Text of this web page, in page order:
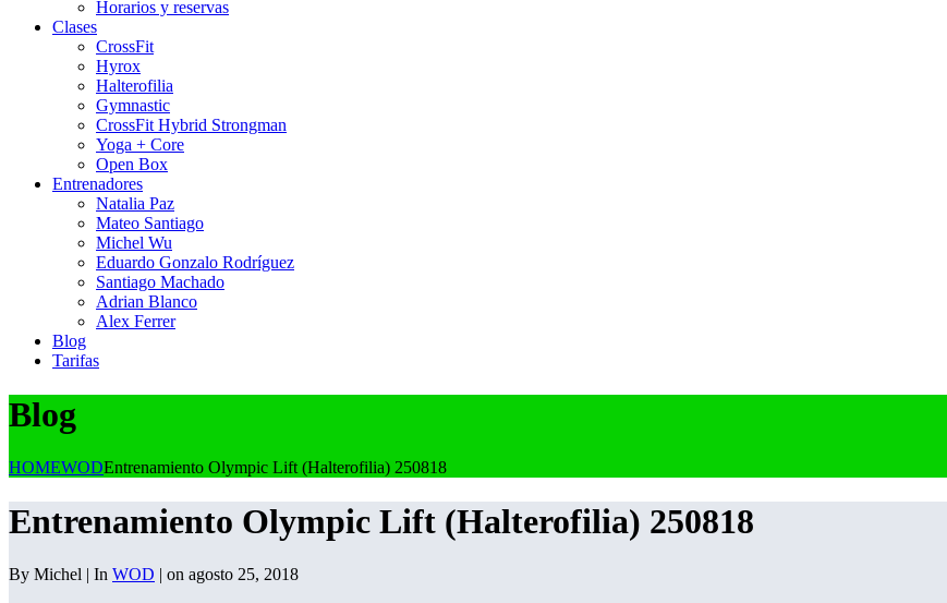
Horarios y reservas
Clases
CrossFit
Hyrox
Halterofilia
Gymnastic
CrossFit Hybrid Strongman
Yoga + Core
Open Box
Entrenadores
Natalia Paz
Mateo Santiago
Michel Wu
Eduardo Gonzalo Rodríguez
Santiago Machado
Adrian Blanco
Alex Ferrer
Blog
Tarifas
Blog
HOMEWODEntrenamiento Olympic Lift (Halterofilia) 250818
Entrenamiento Olympic Lift (Halterofilia) 250818
By Michel | In WOD | on agosto 25, 2018